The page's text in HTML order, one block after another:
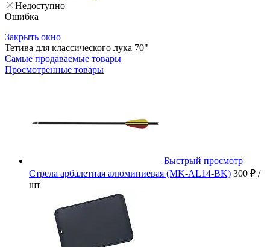
Недоступно
Ошибка
Закрыть окно
Тетива для классического лука 70"
Самые продаваемые товары
Просмотренные товары
Быстрый просмотр
Стрела арбалетная алюминиевая (MK-AL14-BK) 300 ₽ /
шт